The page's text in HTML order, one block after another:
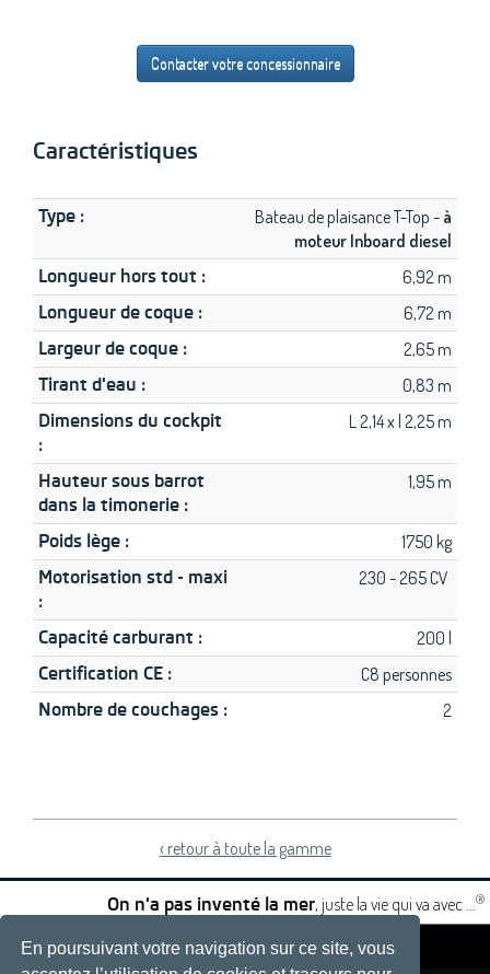
En poursuivant votre navigation sur ce site, vous
Contacter votre concessionnaire
Caractéristiques
Type : Bateau de plaisance T-Top - à
moteur Inboard diesel
Longueur hors tout : 6,92 m
Longueur de coque : 6,72 m
Largeur de coque : 2,65 m
Tirant d'eau : 0,83 m
Dimensions du cockpit
:
L 2,14 x l 2,25 m
Hauteur sous barrot
dans la timonerie :
1,95 m
Poids lège : 1750 kg
Motorisation std - maxi
:
230 - 265 CV
Capacité carburant : 200 l
Certification CE : C8 personnes
Nombre de couchages : 2
‹ retour à toute la gamme
On n'a pas inventé la mer, juste la vie qui va avec ...®
| |